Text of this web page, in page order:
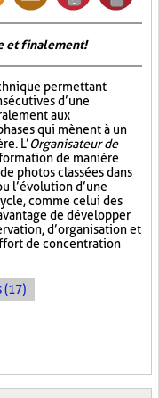
et finalement!
permettant
d’une
aux
qui mènent à un
L’Organisateur de
de manière
photos classées dans
l’évolution d’une
comme celui des
de développer
d’organisation et
de concentration
(17)